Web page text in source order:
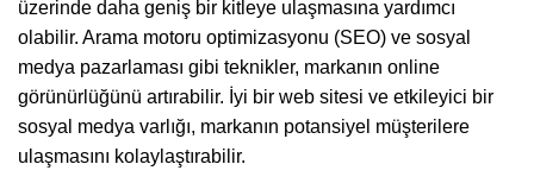
üzerinde daha geniş bir kitleye ulaşmasına yardımcı
olabilir. Arama motoru optimizasyonu (SEO) ve sosyal
medya pazarlaması gibi teknikler, markanın online
görünürlüğünü artırabilir. İyi bir web sitesi ve etkileyici bir
sosyal medya varlığı, markanın potansiyel müşterilere
ulaşmasını kolaylaştırabilir.